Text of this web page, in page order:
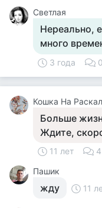
Светлая
Нереально,
много
3 года 0
Кошка На
Больше
Ждите,
11 лет 4
Пашик
жду 11